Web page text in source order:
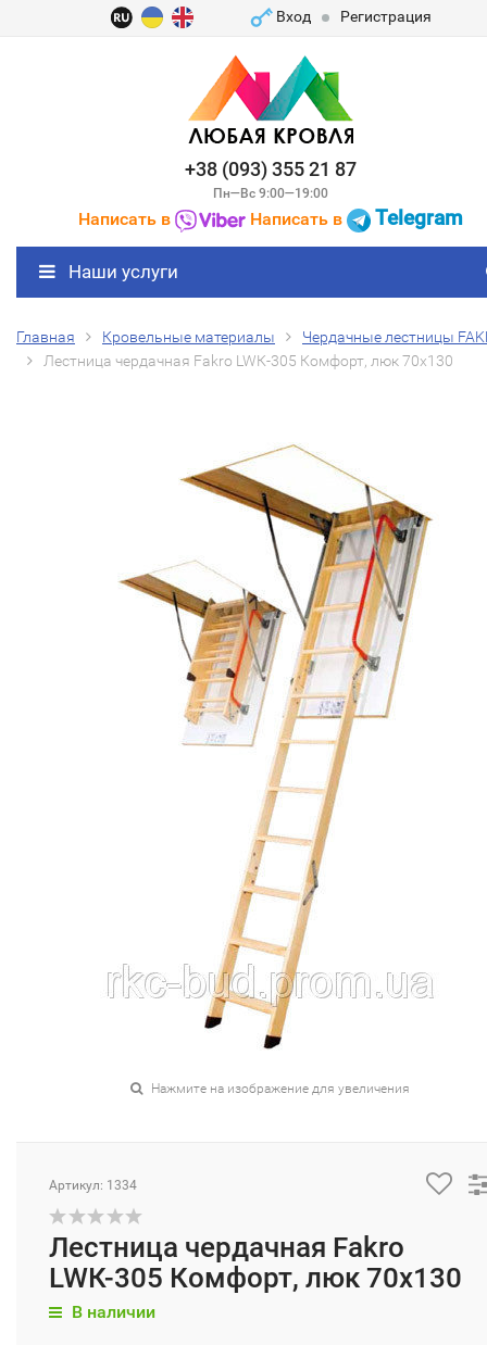
Вход Регистрация
+38 (093) 355 21 87
Пн—Вс 9:00—19:00
Написать в Написать в Telegram
Наши услуги
Главная Кровельные материалы
Чердачные лестницы
Лестница чердачная Fakro LWК-305 Комфорт, люк 70х130
Нажмите на изображение для увеличения
Артикул: 1334
Лестница чердачная Fakro
LWК-305 Комфорт, люк 70х130
В наличии